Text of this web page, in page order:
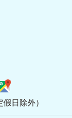
日除外）